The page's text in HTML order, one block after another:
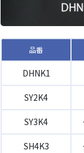
会
お
品番
DHNK1
SY2K4
SY3K4
SH4K3